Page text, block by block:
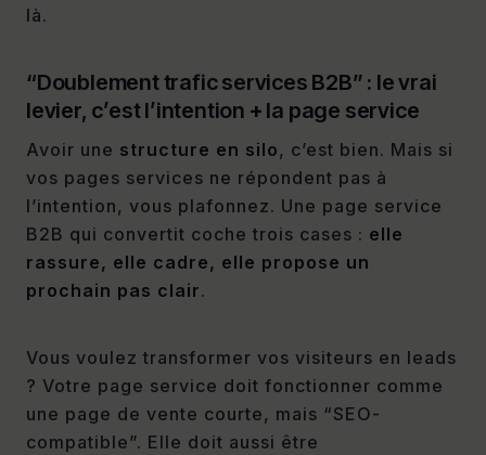
là.
“Doublement trafic services B2B” : le vrai
levier, c’est l’intention + la page service
Avoir une structure en silo, c’est bien. Mais si
vos pages services ne répondent pas à
l’intention, vous plafonnez. Une page service
B2B qui convertit coche trois cases : elle
rassure, elle cadre, elle propose un
prochain pas clair.
Vous voulez transformer vos visiteurs en leads
? Votre page service doit fonctionner comme
une page de vente courte, mais “SEO-
compatible”. Elle doit aussi être